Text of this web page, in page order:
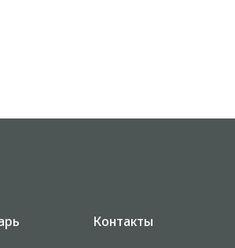
Контакты